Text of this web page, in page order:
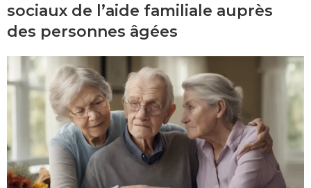
sociaux de l’aide familiale auprès
des personnes âgées